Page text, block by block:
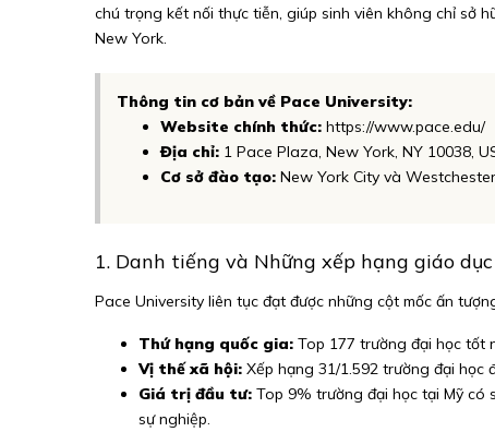
chú trọng kết nối thực tiễn, giúp sinh viên không chỉ sở
New York.
Thông tin cơ bản về Pace University:
Website chính thức: https://www.pace.edu/
Địa chỉ: 1 Pace Plaza, New York, NY 10038,
Cơ sở đào tạo: New York City và
1. Danh tiếng và Những xếp hạng giáo
Pace University liên tục đạt được những cột mốc ấn
Thứ hạng quốc gia: Top 177 trường đại học tốt
Vị thế xã hội: Xếp hạng 31/1.592 trường đại học
Giá trị đầu tư: Top 9% trường đại học tại Mỹ có
sự nghiệp.